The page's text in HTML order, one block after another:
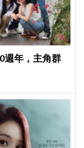
週年，主角群